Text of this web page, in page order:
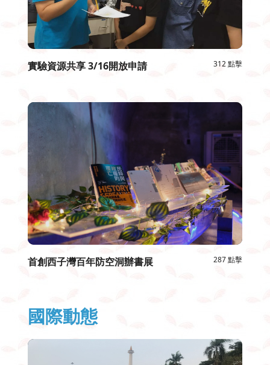
實驗資源共享 3/16開放申請 312 點擊
首創西子灣百年防空洞辦書展 287 點擊
國際動態